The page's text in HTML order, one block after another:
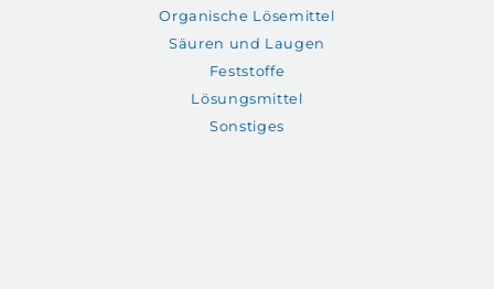
Organische Lösemittel
Säuren und Laugen
Feststoffe
Lösungsmittel
Sonstiges